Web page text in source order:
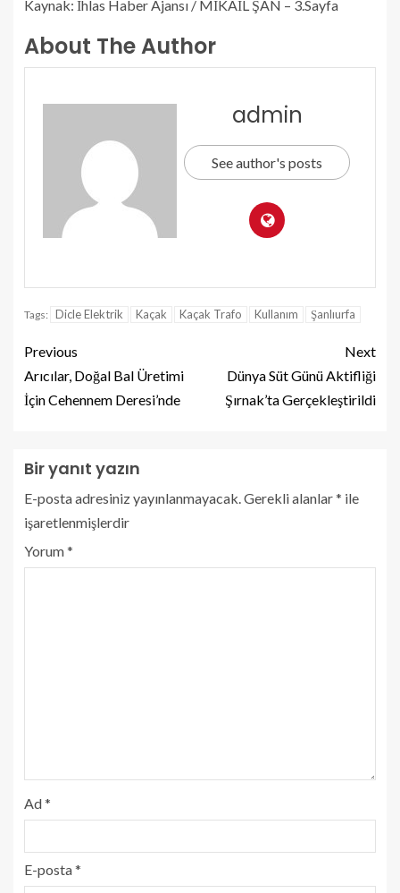
Kaynak: İhlas Haber Ajansı / MİKAİL ŞAN – 3.Sayfa
About The Author
admin
See author's posts
Tags: Dicle Elektrik Kaçak Kaçak Trafo Kullanım Şanlıurfa
Previous
Arıcılar, Doğal Bal Üretimi
İçin Cehennem Deresi’nde
Next
Dünya Süt Günü Aktifliği
Şırnak’ta Gerçekleştirildi
Bir yanıt yazın
E-posta adresiniz yayınlanmayacak.Gerekli alanlar* ile
işaretlenmişlerdir
Yorum*
Ad*
E-posta*